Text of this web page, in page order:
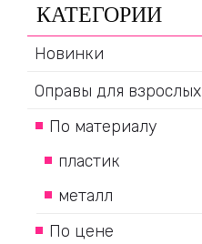
КАТЕГОРИИ
Новинки
Оправы для взрослых
По материалу
пластик
металл
По цене